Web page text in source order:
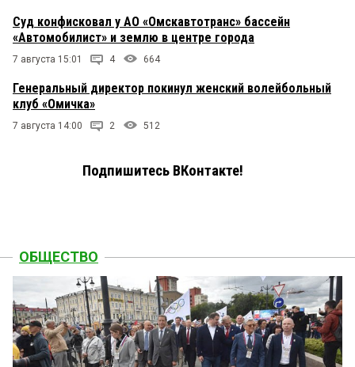
Суд конфисковал у АО «Омскавтотранс» бассейн
«Автомобилист» и землю в центре города
7 августа 15:01 4 664
Генеральный директор покинул женский волейбольный
клуб «Омичка»
7 августа 14:00 2 512
Подпишитесь ВКонтакте!
ОБЩЕСТВО